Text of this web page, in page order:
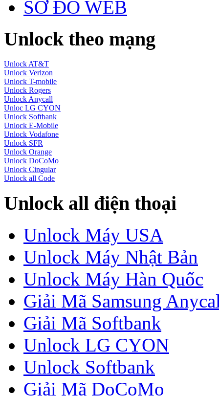
SƠ ĐỒ WEB
Unlock theo mạng
Unlock AT&T
Unlock Verizon
Unlock T-mobile
Unlock Rogers
Unlock Anycall
Unloc LG CYON
Unlock Softbank
Unlock E-Mobile
Unlock Vodafone
Unlock SFR
Unlock Orange
Unlock DoCoMo
Unlock Cingular
Unlock all Code
Unlock all điện thoại
Unlock Máy USA
Unlock Máy Nhật Bản
Unlock Máy Hàn Quốc
Giải Mã Samsung
Giải Mã Softbank
Unlock LG CYON
Unlock Softbank
Giải Mã DoCoMo